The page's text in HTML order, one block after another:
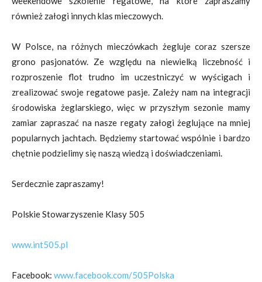
również załogi innych klas mieczowych.
W Polsce, na różnych mieczówkach żegluje coraz szersze
grono pasjonatów. Ze względu na niewielką liczebność i
rozproszenie flot trudno im uczestniczyć w wyścigach i
zrealizować swoje regatowe pasje. Zależy nam na integracji
środowiska żeglarskiego, więc w przyszłym sezonie mamy
zamiar zapraszać na nasze regaty załogi żeglujące na mniej
popularnych jachtach. Będziemy startować wspólnie i bardzo
chętnie podzielimy się naszą wiedzą i doświadczeniami.
Serdecznie zapraszamy!
Polskie Stowarzyszenie Klasy 505
www.int505.pl
Facebook: www.facebook.com/505Polska